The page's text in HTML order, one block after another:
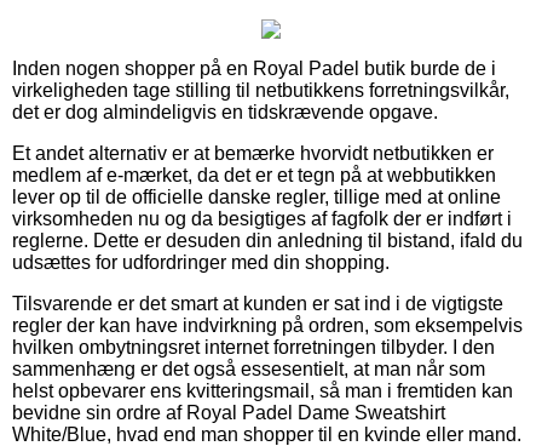
Inden nogen shopper på en Royal Padel butik burde de i
virkeligheden tage stilling til netbutikkens forretningsvilkår,
det er dog almindeligvis en tidskrævende opgave.
Et andet alternativ er at bemærke hvorvidt netbutikken er
medlem af e-mærket, da det er et tegn på at webbutikken
lever op til de officielle danske regler, tillige med at online
virksomheden nu og da besigtiges af fagfolk der er indført i
reglerne. Dette er desuden din anledning til bistand, ifald du
udsættes for udfordringer med din shopping.
Tilsvarende er det smart at kunden er sat ind i de vigtigste
regler der kan have indvirkning på ordren, som eksempelvis
hvilken ombytningsret internet forretningen tilbyder. I den
sammenhæng er det også essesentielt, at man når som
helst opbevarer ens kvitteringsmail, så man i fremtiden kan
bevidne sin ordre af Royal Padel Dame Sweatshirt
White/Blue, hvad end man shopper til en kvinde eller mand.